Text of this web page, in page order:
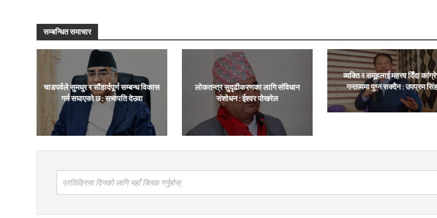
सम्बन्धित समाचार
चाडपर्वले सुमधुर र सौहार्दपूर्ण सम्बन्ध विकास
गर्न सघाएको छ : सभापति देउवा
लोकतन्त्र सुदृढीकरणका लागि संविधान
संशोधन : ईश्वर पोखरेल
व्यक्ति र समूहलाई महत्त्व दिँदा
गन्तव्यमा पुग्न सक्दैन : उपप्रम
प्रतिक्रिया दिनको लागि यहाँ क्लिक गर्नुहोस्